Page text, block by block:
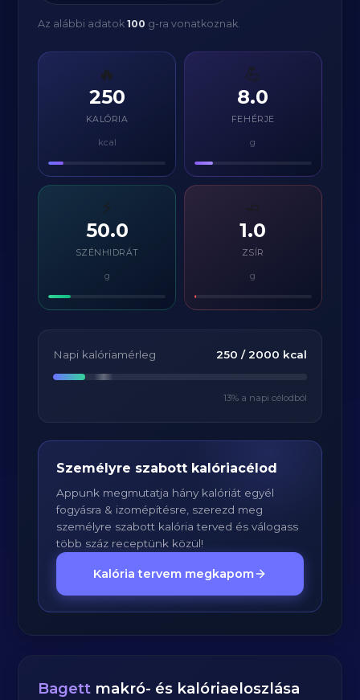
Az alábbi adatok100 g-ra vonatkoznak.
🔥
250
KALÓRIA
kcal
💪
8.0
FEHÉRJE
g
⚡
50.0
SZÉNHIDRÁT
g
1.0
ZSÍR
g
Napi kalóriamérleg 250 / 2000 kcal
13% a napi célodból
Személyre szabott kalóriacélod
Appunk megmutatja hány kalóriát egyél
fogyásra & izomépítésre, szerezd meg
személyre szabott kalória terved és válogass
több száz receptünk közül!
Kalória tervem megkapom
Bagett makró- és kalóriaeloszlása